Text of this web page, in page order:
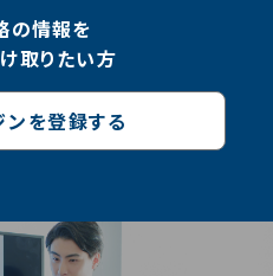
の情報を
取りたい方
を登録する